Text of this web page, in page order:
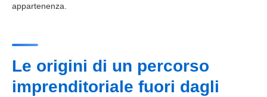
appartenenza.
Le origini di un percorso
imprenditoriale fuori dagli